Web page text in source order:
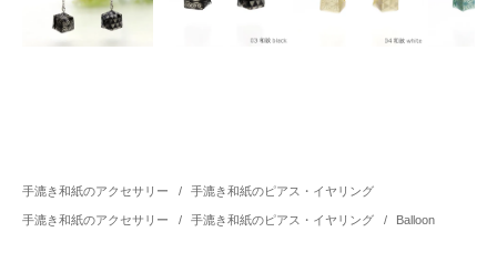
手漉き和紙のアクセサリー / 手漉き和紙のピアス・イヤリング
手漉き和紙のアクセサリー / 手漉き和紙のピアス・イヤリング / Balloon